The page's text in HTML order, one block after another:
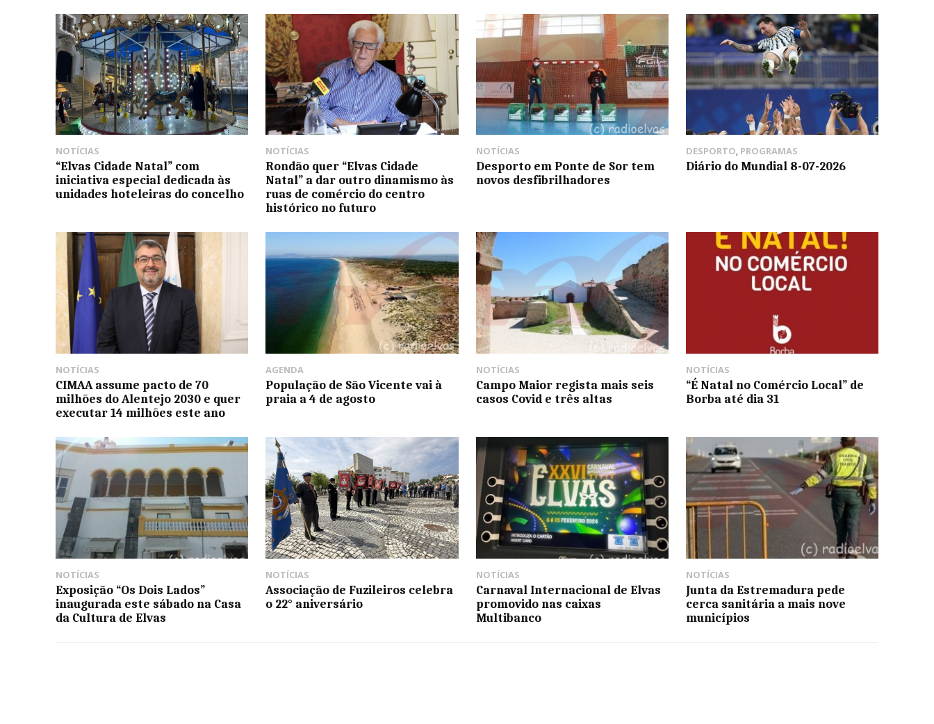
NOTÍCIAS
“Elvas Cidade Natal” com
iniciativa especial dedicada às
unidades hoteleiras do concelho
NOTÍCIAS
Rondão quer “Elvas Cidade
Natal” a dar outro dinamismo às
ruas de comércio do centro
histórico no futuro
NOTÍCIAS
Desporto em Ponte de Sor tem
novos desfibrilhadores
DESPORTO, PROGRAMAS
Diário do Mundial 8-07-2026
NOTÍCIAS
CIMAA assume pacto de 70
milhões do Alentejo 2030 e quer
executar 14 milhões este ano
AGENDA
População de São Vicente vai à
praia a 4 de agosto
NOTÍCIAS
Campo Maior regista mais seis
casos Covid e três altas
NOTÍCIAS
“É Natal no Comércio Local” de
Borba até dia 31
NOTÍCIAS
Exposição “Os Dois Lados”
inaugurada este sábado na Casa
da Cultura de Elvas
NOTÍCIAS
Associação de Fuzileiros celebra
o 22° aniversário
NOTÍCIAS
Carnaval Internacional de Elvas
promovido nas caixas
Multibanco
NOTÍCIAS
Junta da Estremadura pede
cerca sanitária a mais nove
municípios